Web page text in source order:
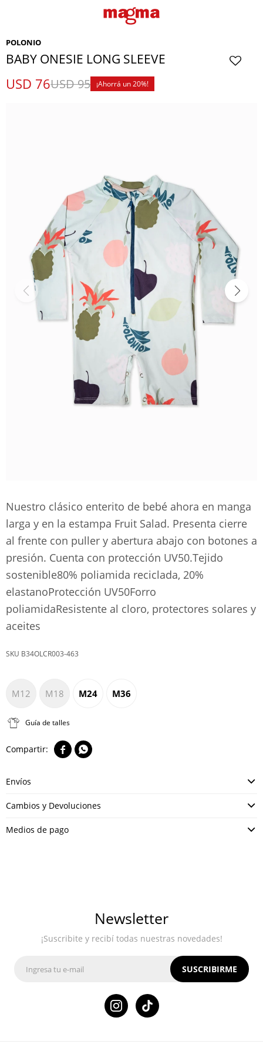
POLONIO
BABY ONESIE LONG SLEEVE
USD 76USD95 20
Nuestro clásico enterito de bebé ahora en manga
larga y en la estampa Fruit Salad. Presenta cierre
al frente con puller y abertura abajo con botones a
presión. Cuenta con protección UV50.Tejido
sostenible80% poliamida reciclada, 20%
elastanoProtección UV50Forro
poliamidaResistente al cloro, protectores solares y
aceites
B34OLCR003-463
M12 M18 M24 M36
Guía de talles
 
Envíos
Cambios y Devoluciones
Medios de pago
Newsletter
¡Suscribite y recibí todas nuestras novedades!
SUSCRIBIRME
